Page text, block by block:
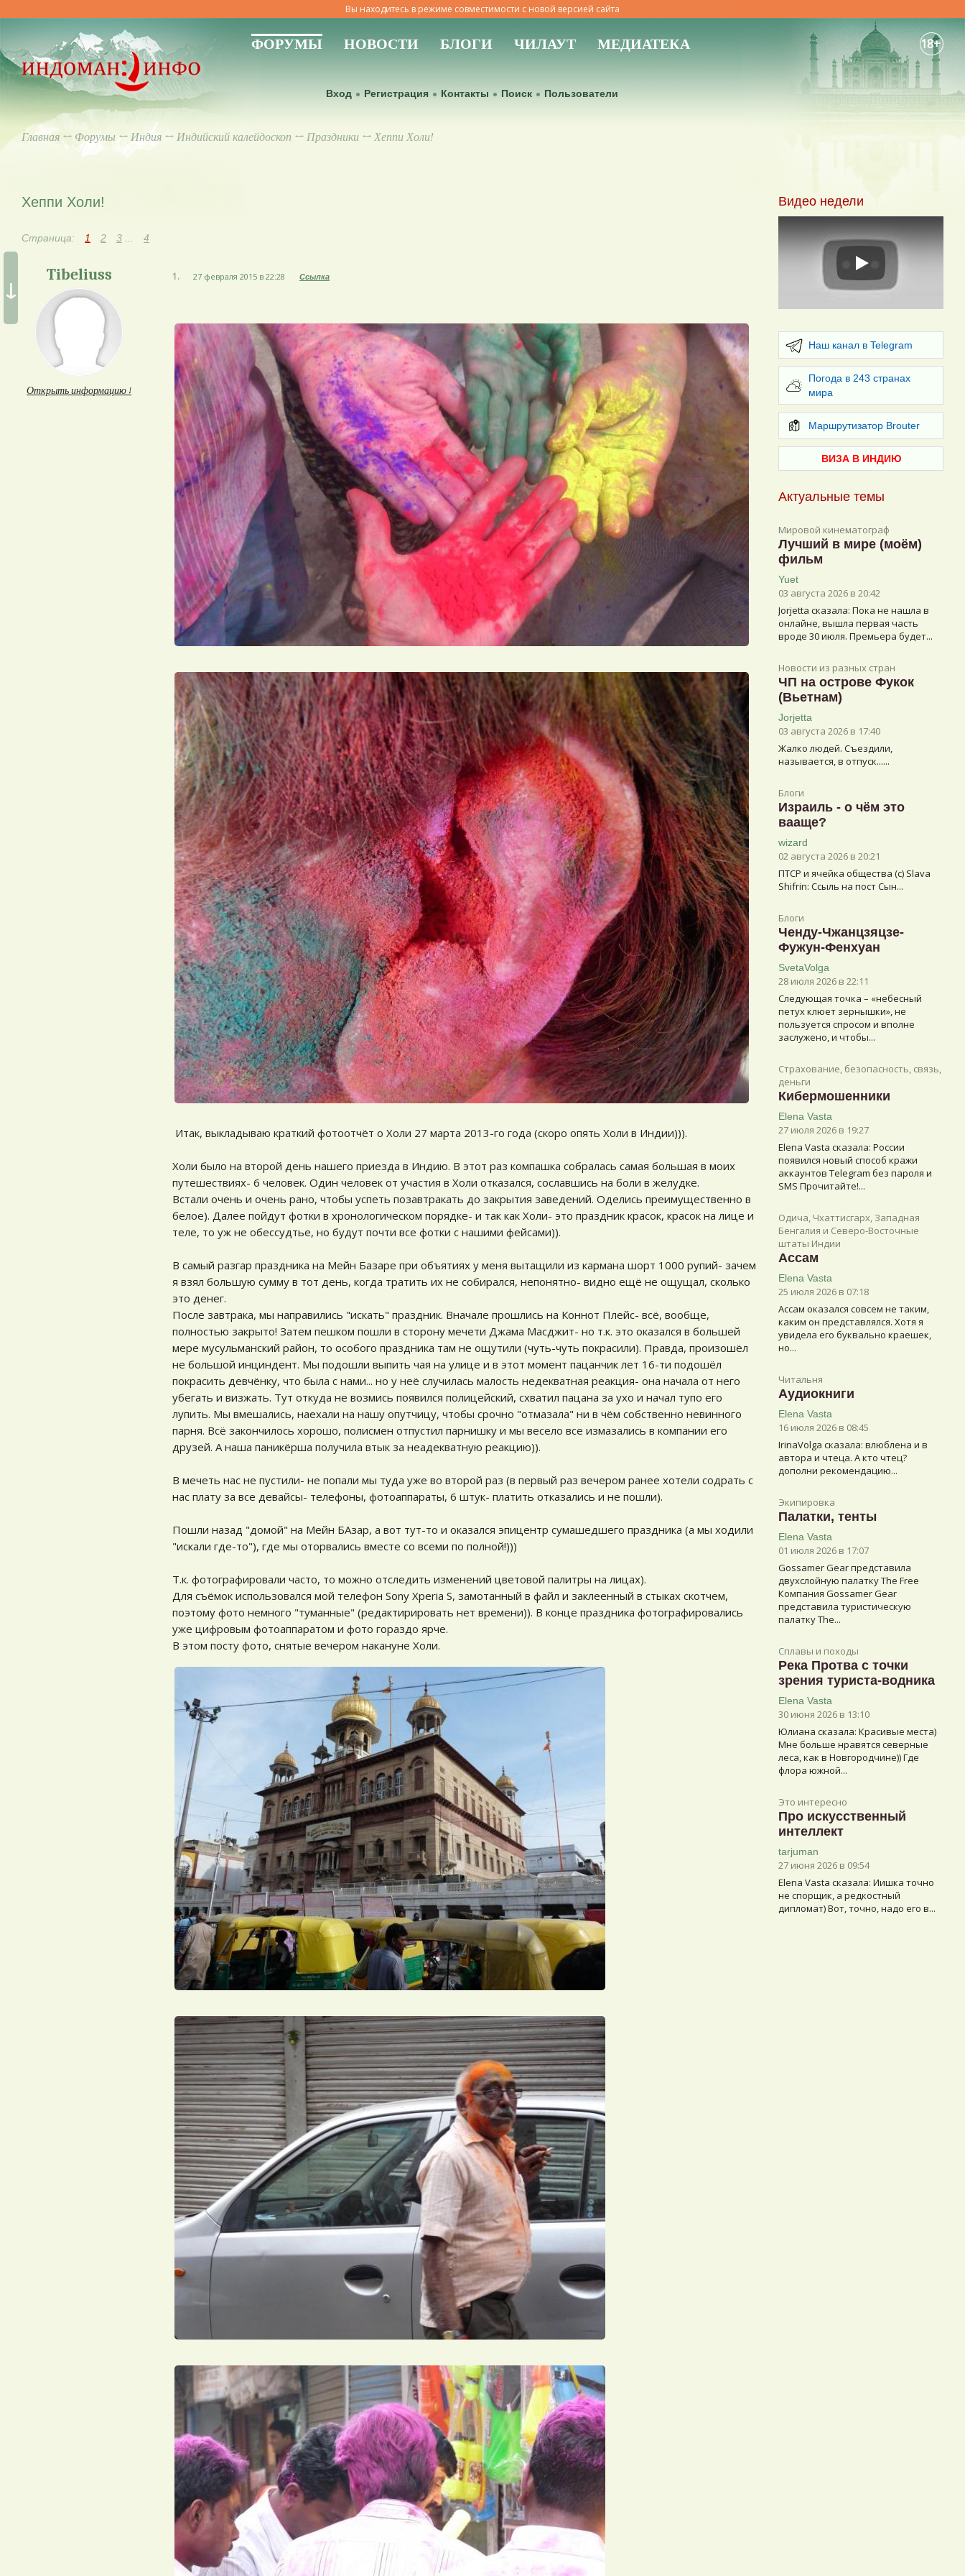
Вы находитесь в режиме совместимости с новой версией сайта
ФОРУМЫ НОВОСТИ БЛОГИ ЧИЛАУТ МЕДИАТЕКА 18+
Вход Регистрация Контакты Поиск Пользователи
Главная ↔ Форумы↔ Индия ↔ Индийский калейдоскоп ↔ Праздники ↔ Хеппи Холи!
↓
Видео недели
Play
Наш канал в Telegram
Погода в 243 странах
мира
Маршрутизатор Brouter
ВИЗА В ИНДИЮ
Актуальные темы
Мировой кинематограф
Лучший в мире (моём)
фильм
Yuet
03 августа 2026 в 20:42
Jorjetta сказалa: Пока не нашла в
онлайне, вышла первая часть
вроде 30 июля. Премьера будет...
Новости из разных стран
ЧП на острове Фукок
(Вьетнам)
Jorjetta
03 августа 2026 в 17:40
Жалко людей. Съездили,
называется, в отпуск......
Блоги
Израиль - о чём это
вааще?
wizard
02 августа 2026 в 20:21
ПТСР и ячейка общества (с) Slava
Shifrin: Ссыль на пост Сын...
Блоги
Ченду-Чжанцзяцзе-
Фужун-Фенхуан
SvetaVolga
28 июля 2026 в 22:11
Следующая точка – «небесный
петух клюет зернышки», не
пользуется спросом и вполне
заслужено, и чтобы...
Страхование, безопасность, связь,
деньги
Кибермошенники
Elena Vasta
27 июля 2026 в 19:27
Elena Vasta сказалa: России
появился новый способ кражи
аккаунтов Telegram без пароля и
SMS Прочитайте!...
Одича, Чхаттисгарх, Западная
Бенгалия и Северо-Восточные
штаты Индии
Ассам
Elena Vasta
25 июля 2026 в 07:18
Ассам оказался совсем не таким,
каким он представлялся. Хотя я
увидела его буквально краешек,
но...
Читальня
Аудиокниги
Elena Vasta
16 июля 2026 в 08:45
IrinaVolga сказалa: влюблена и в
автора и чтеца. А кто чтец?
дополни рекомендацию...
Экипировка
Палатки, тенты
Elena Vasta
01 июля 2026 в 17:07
Gossamer Gear представила
двухслойную палатку The Free
Компания Gossamer Gear
представила туристическую
палатку The...
Сплавы и походы
Река Протва с точки
зрения туриста-водника
Elena Vasta
30 июня 2026 в 13:10
Юлиана сказалa: Красивые места)
Мне больше нравятся северные
леса, как в Новгородчине)) Где
флора южной...
Это интересно
Про искусственный
интеллект
tarjuman
27 июня 2026 в 09:54
Elena Vasta сказалa: Иишка точно
не спорщик, а редкостный
дипломат) Вот, точно, надо его в...
Хеппи Холи!
Страница: 1 2 3 4
Tibeliuss
Открыть информацию ↓
1. 27 февраля 2015 в 22:28 Ссылка
Итак, выкладываю краткий фотоотчёт о Холи 27 марта 2013-го года (скоро опять Холи в Индии))).
Холи было на второй день нашего приезда в Индию. В этот раз компашка собралась самая большая в моих
путешествиях- 6 человек. Один человек от участия в Холи отказался, сославшись на боли в желудке.
Встали очень и очень рано, чтобы успеть позавтракать до закрытия заведений. Оделись преимущественно в
белое). Далее пойдут фотки в хронологическом порядке- и так как Холи- это праздник красок, красок на лице и
теле, то уж не обессудтье, но будут почти все фотки с нашими фейсами)).
В самый разгар праздника на Мейн Базаре при объятиях у меня вытащили из кармана шорт 1000 рупий- зачем
я взял большую сумму в тот день, когда тратить их не собирался, непонятно- видно ещё не ощущал, сколько
это денег.
После завтрака, мы направились "искать" праздник. Вначале прошлись на Коннот Плейс- всё, вообще,
полностью закрыто! Затем пешком пошли в сторону мечети Джама Масджит- но т.к. это оказался в большей
мере мусульманский район, то особого праздника там не ощутили (чуть-чуть покрасили). Правда, произошёл
не большой инциндент. Мы подошли выпить чая на улице и в этот момент пацанчик лет 16-ти подошёл
покрасить девчёнку, что была с нами... но у неё случилась малость недекватная реакция- она начала от него
убегать и визжать. Тут откуда не возмись появился полицейский, схватил пацана за ухо и начал тупо его
лупить. Мы вмешались, наехали на нашу опутчицу, чтобы срочно "отмазала" ни в чём собственно невинного
парня. Всё закончилось хорошо, полисмен отпустил парнишку и мы весело все измазались в компании его
друзей. А наша паникёрша получила втык за неадекватную реакцию)).
В мечеть нас не пустили- не попали мы туда уже во второй раз (в первый раз вечером ранее хотели содрать с
нас плату за все девайсы- телефоны, фотоаппараты, 6 штук- платить отказались и не пошли).
Пошли назад "домой" на Мейн БАзар, а вот тут-то и оказался эпицентр сумашедшего праздника (а мы ходили
"искали где-то"), где мы оторвались вместе со всеми по полной!)))
Т.к. фотографировали часто, то можно отследить изменений цветовой палитры на лицах).
Для съёмок использовался мой телефон Sony Xperia S, замотанный в файл и заклеенный в стыках скотчем,
поэтому фото немного "туманные" (редактирировать нет времени)). В конце праздника фотографировались
уже цифровым фотоаппаратом и фото гораздо ярче.
В этом посту фото, снятые вечером накануне Холи.